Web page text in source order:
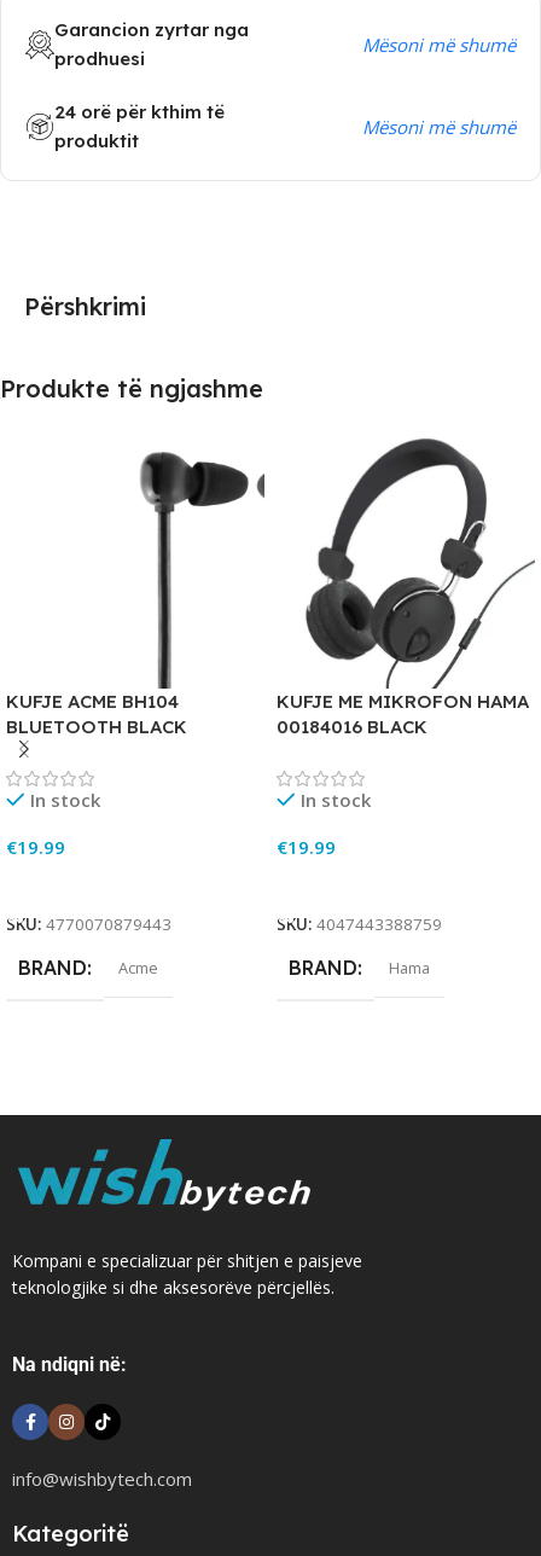
Garancion zyrtar nga
prodhuesi
Mësoni më shumë
24 orë për kthim të
produktit
Mësoni më shumë
Përshkrimi
Produkte të ngjashme
KUFJE ACME BH104
BLUETOOTH BLACK
In stock
€19.99
SKU: 4770070879443
BRAND Acme
KUFJE ME MIKROFON HAMA
00184016 BLACK
In stock
€19.99
SKU: 4047443388759
BRAND Hama
Kompani e specializuar për shitjen e paisjeve
teknologjike si dhe aksesorëve përcjellës.
Na ndiqni në:
info@wishbytech.com
Kategoritë